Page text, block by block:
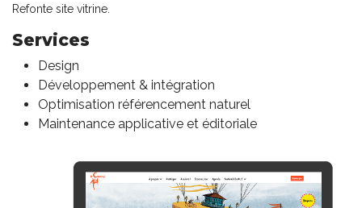
Refonte site vitrine.
Services
Design
Développement & intégration
Optimisation référencement naturel
Maintenance applicative et éditoriale